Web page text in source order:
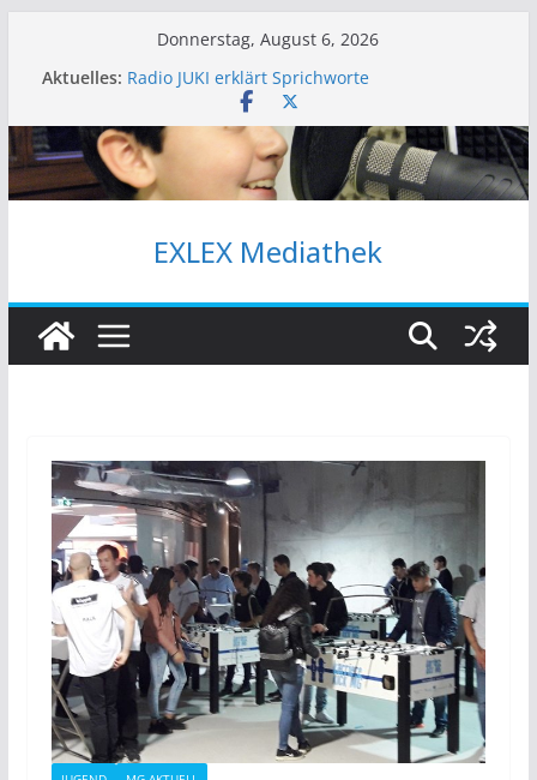
Donnerstag, August 6, 2026
Aktuelles: Radio JUKI erklärt Sprichworte
Radio SONNENDECK – Sendearchiv
Radio JUKI – Sendearchiv
Die MIKRONAUTEN – Sendearchiv
Die Mikronauten Meinung: „Pro oder Kontra?“
EXLEX Mediathek